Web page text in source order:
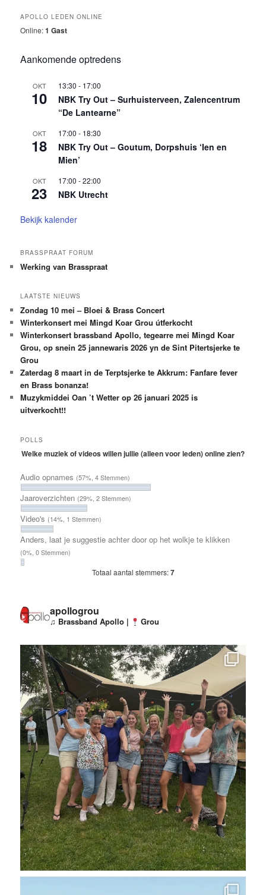
APOLLO LEDEN ONLINE
Online:1 Gast
Aankomende optredens
OKT
10
13:30 - 17:00
NBK Try Out – Surhuisterveen, Zalencentrum
“De Lantearne”
OKT
18
17:00 - 18:30
NBK Try Out – Goutum, Dorpshuis ‘Ien en
Mien’
OKT
23
17:00 -22:00
NBK Utrecht
Bekijk kalender
BRASSPRAAT FORUM
Werking van Brasspraat
LAATSTE NIEUWS
Zondag 10 mei – Bloei & Brass Concert
Winterkonsert mei Mingd Koar Grou útferkocht
Winterkonsert brassband Apollo, tegearre mei Mingd Koar
Grou, op snein 25 jannewaris 2026 yn de Sint Pitertsjerke te
Grou
Zaterdag 8 maart in de Terptsjerke te Akkrum: Fanfare fever
en Brass bonanza!
Muzykmiddei Oan ’t Wetter op 26 januari 2025 is
uitverkocht!!
POLLS
Welke muziek of videos willen jullie (alleen voor leden) online zien?
Audio opnames (57%, 4 Stemmen)
Jaaroverzichten (29%, 2 Stemmen)
Video's (14%, 1 Stemmen)
Anders, laat je suggestie achter door op het wolkje te klikken
(0%, 0 Stemmen)
Totaal aantal stemmers:7
apollogrou
♫ Brassband Apollo | Grou